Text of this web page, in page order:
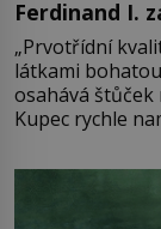
Ferdinand I.
„Prvotřídní
látkami
osahává štůček
Kupec rychle
milostpaní.
množství
Vezme do ruky